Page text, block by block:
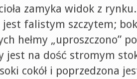
zamyka widok z
jest falistym szczytem;
hełmy „uproszczono”
jest na dość stromym
cokół i poprzedzona